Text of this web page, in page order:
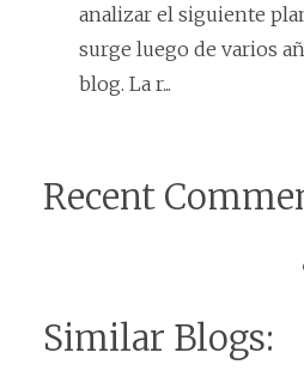
analizar el siguiente
surge luego de varios
blog. La r...
Recent
Similar Blogs: